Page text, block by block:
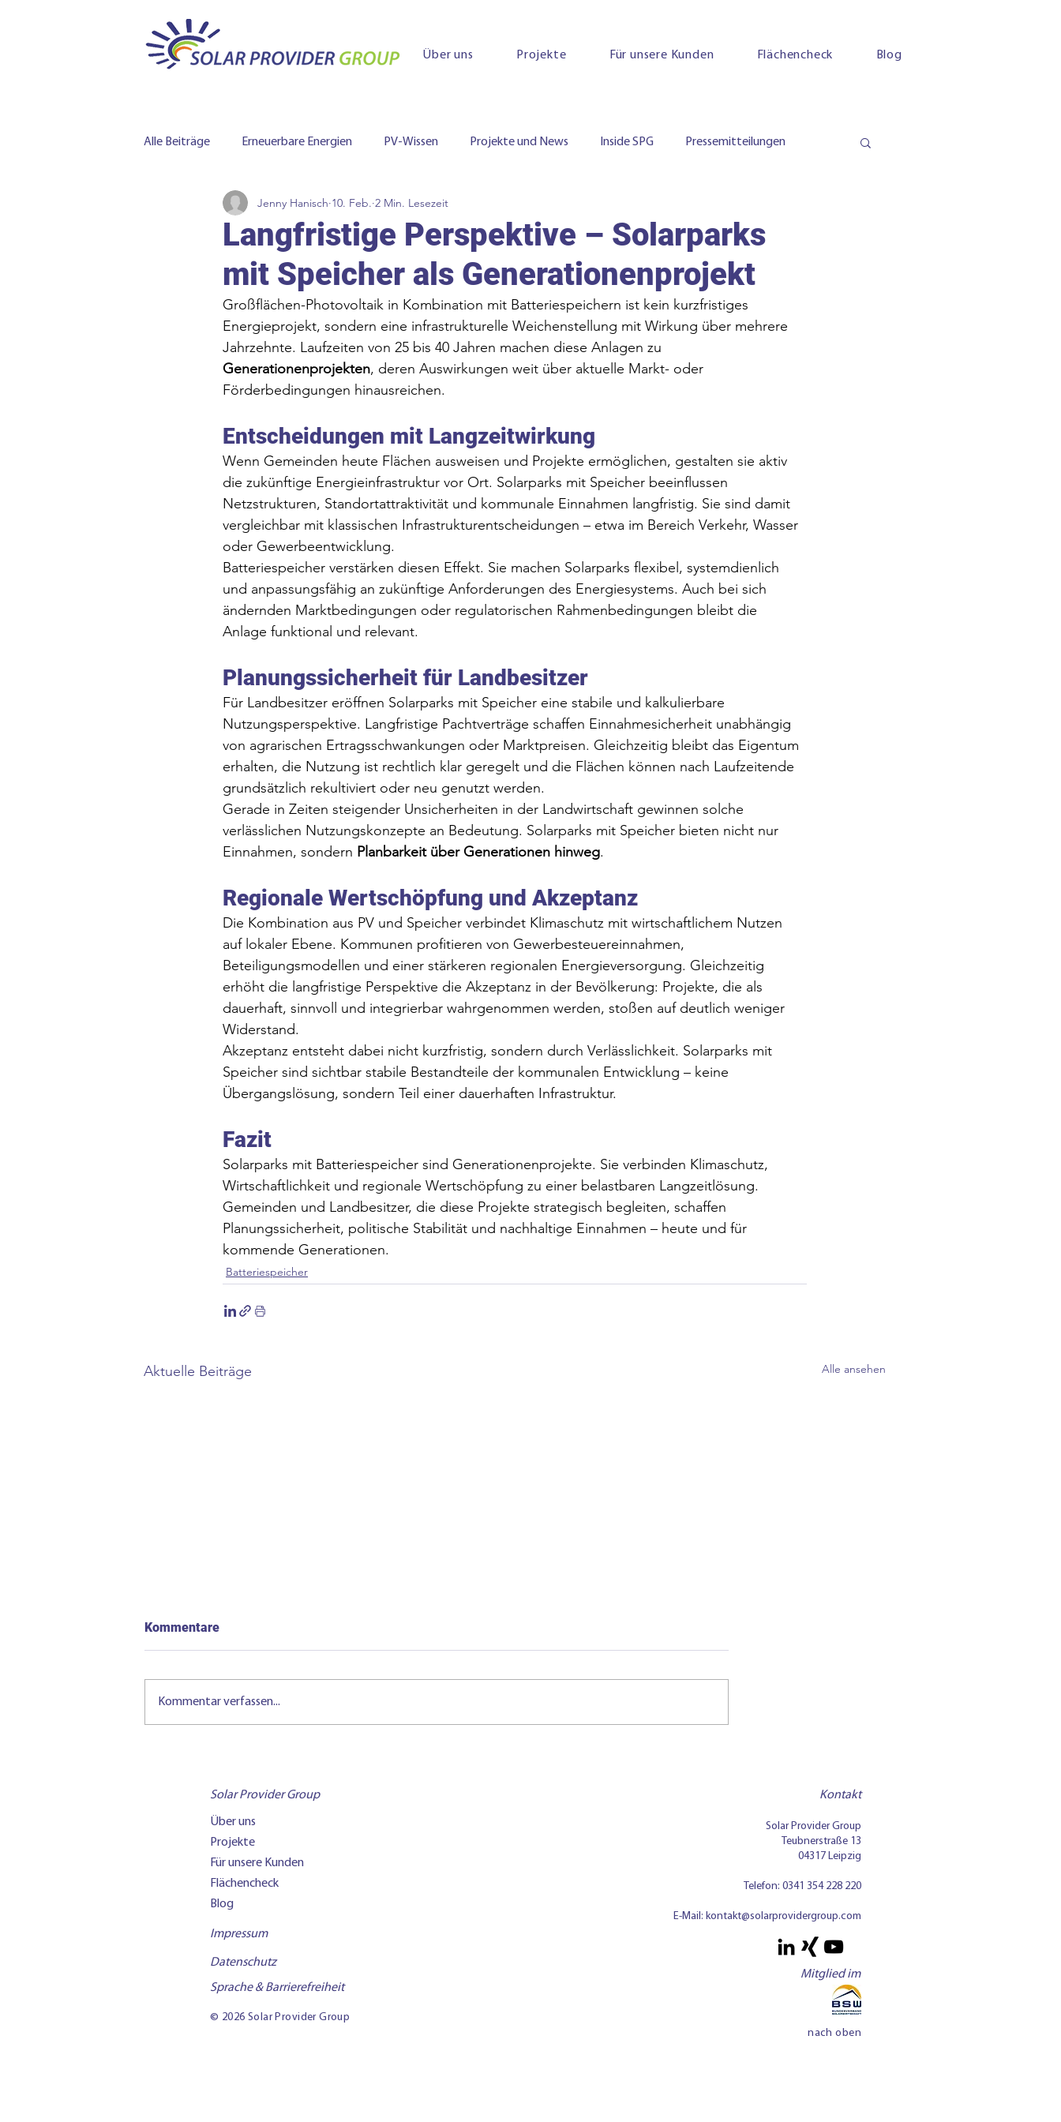
Über uns Projekte Für unsere Kunden Flächencheck Blog
Alle Beiträge Erneuerbare Energien PV-Wissen Projekte und News Inside SPG Pressemitteilungen
Batteriespeicher
Langfristige Perspektive – Solarparks
mit Speicher als Generationenprojekt
Jenny Hanisch 10. Feb. 2 Min. Lesezeit
Großflächen-Photovoltaik in Kombination mit Batteriespeichern ist kein kurzfristiges
Energieprojekt, sondern eine infrastrukturelle Weichenstellung mit Wirkung über mehrere
Jahrzehnte. Laufzeiten von 25 bis 40 Jahren machen diese Anlagen zu
Generationenprojekten, deren Auswirkungen weit über aktuelle Markt- oder
Förderbedingungen hinausreichen.
Entscheidungen mit Langzeitwirkung
Wenn Gemeinden heute Flächen ausweisen und Projekte ermöglichen, gestalten sie aktiv
die zukünftige Energieinfrastruktur vor Ort. Solarparks mit Speicher beeinflussen
Netzstrukturen, Standortattraktivität und kommunale Einnahmen langfristig. Sie sind damit
vergleichbar mit klassischen Infrastrukturentscheidungen – etwa im Bereich Verkehr, Wasser
oder Gewerbeentwicklung.
Batteriespeicher verstärken diesen Effekt. Sie machen Solarparks flexibel, systemdienlich
und anpassungsfähig an zukünftige Anforderungen des Energiesystems. Auch bei sich
ändernden Marktbedingungen oder regulatorischen Rahmenbedingungen bleibt die
Anlage funktional und relevant.
Planungssicherheit für Landbesitzer
Für Landbesitzer eröffnen Solarparks mit Speicher eine stabile und kalkulierbare
Nutzungsperspektive. Langfristige Pachtverträge schaffen Einnahmesicherheit unabhängig
von agrarischen Ertragsschwankungen oder Marktpreisen. Gleichzeitig bleibt das Eigentum
erhalten, die Nutzung ist rechtlich klar geregelt und die Flächen können nach Laufzeitende
grundsätzlich rekultiviert oder neu genutzt werden.
Gerade in Zeiten steigender Unsicherheiten in der Landwirtschaft gewinnen solche
verlässlichen Nutzungskonzepte an Bedeutung. Solarparks mit Speicher bieten nicht nur
Einnahmen, sondern Planbarkeit über Generationen hinweg.
Regionale Wertschöpfung und Akzeptanz
Die Kombination aus PV und Speicher verbindet Klimaschutz mit wirtschaftlichem Nutzen
auf lokaler Ebene. Kommunen profitieren von Gewerbesteuereinnahmen,
Beteiligungsmodellen und einer stärkeren regionalen Energieversorgung. Gleichzeitig
erhöht die langfristige Perspektive die Akzeptanz in der Bevölkerung: Projekte, die als
dauerhaft, sinnvoll und integrierbar wahrgenommen werden, stoßen auf deutlich weniger
Widerstand.
Akzeptanz entsteht dabei nicht kurzfristig, sondern durch Verlässlichkeit. Solarparks mit
Speicher sind sichtbar stabile Bestandteile der kommunalen Entwicklung – keine
Übergangslösung, sondern Teil einer dauerhaften Infrastruktur.
Fazit
Solarparks mit Batteriespeicher sind Generationenprojekte. Sie verbinden Klimaschutz,
Wirtschaftlichkeit und regionale Wertschöpfung zu einer belastbaren Langzeitlösung.
Gemeinden und Landbesitzer, die diese Projekte strategisch begleiten, schaffen
Planungssicherheit, politische Stabilität und nachhaltige Einnahmen – heute und für
kommende Generationen.
Batteriespeicher
Aktuelle Beiträge Alle ansehen
Steuerungsaufgabe statt
Einzelgenehmigung
Kommentare
Kommentar verfassen...
Solar Provider Group
Über uns
Projekte
Für unsere Kunden
Flächencheck
Blog
Impressum
Datenschutz
Sprache & Barrierefreiheit
© 2026 Solar Provider Group
Kontakt
Solar Provider Group
Teubnerstraße 13
04317 Leipzig
Telefon: 0341 354 228 220
E-Mail: kontakt@solarprovidergroup.com
nach oben
Mitglied im